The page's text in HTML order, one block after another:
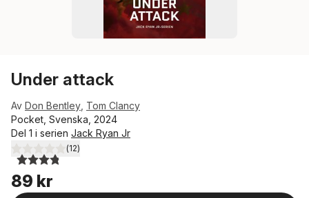
Under attack
Av Don Bentley Tom Clancy
Pocket, Svenska, 2024
Del 1 i serien Jack Ryan Jr
3,8utav 5 stjärnor. Totalt antal röster:
(12)
89 kr